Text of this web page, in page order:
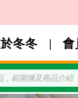
冬冬 會